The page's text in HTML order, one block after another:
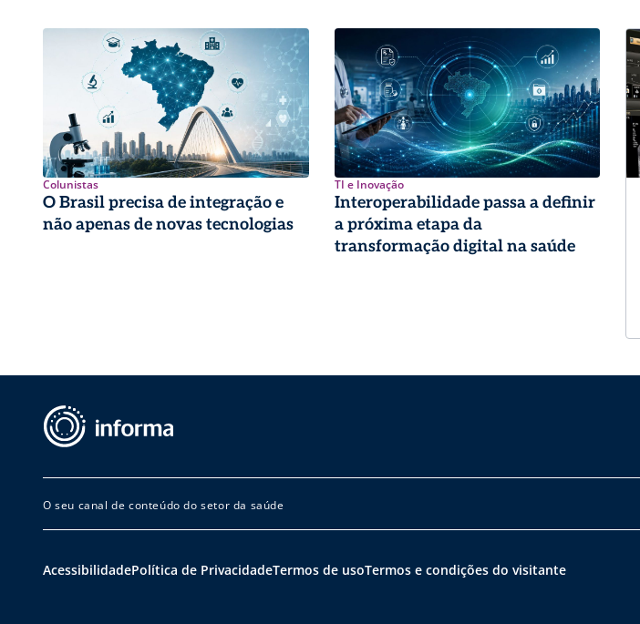
Colunistas
O Brasil precisa de integração e
não apenas de novas tecnologias
TI e Inovação
Interoperabilidade passa a definir
a próxima etapa da
transformação digital na saúde
O seu canal de conteúdo do setor da saúde
AcessibilidadePolítica de PrivacidadeTermos de usoTermos e condições do visitante